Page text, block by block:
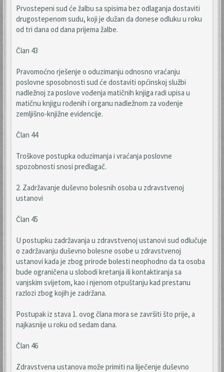
Prvostepeni sud će žalbu sa spisima bez odlaganja dostaviti
drugostepenom sudu, koji je dužan da donese odluku u roku
od tri dana od dana prijema žalbe.
Član 43
Pravomoćno rješenje o oduzimanju odnosno vraćanju
poslovne sposobnosti sud će dostaviti općinskoj službi
nadležnoj za poslove vođenja matičnih knjiga radi upisa u
matičnu knjigu rođenih i organu nadležnom za vođenje
zemljišno-knjižne evidencije.
Član 44
Troškove postupka oduzimanja i vraćanja poslovne
spozobnosti snosi predlagač.
2. Zadržavanje duševno bolesnih osoba u zdravstvenoj
ustanovi
Član 45
U postupku zadržavanja u zdravstvenoj ustanovi sud odlučuje
o zadržavanju duševno bolesne osobe u zdravstvenoj
ustanovi kada je zbog prirode bolesti neophodno da ta osoba
bude ograničena u slobodi kretanja ili kontaktiranja sa
vanjskim svijetom, kao i njenom otpuštanju kad prestanu
razlozi zbog kojih je zadržana.
Postupak iz stava 1. ovog člana mora se završiti što prije, a
najkasnije u roku od sedam dana.
Član 46
Zdravstvena ustanova može primiti na liječenje duševno